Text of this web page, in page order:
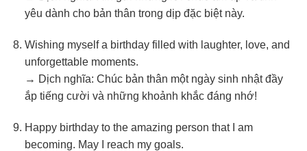
yêu dành cho bản thân trong dịp đặc biệt này.
Wishing myself a birthday filled with laughter, love, and
unforgettable moments.
→ Dịch nghĩa: Chúc bản thân một ngày sinh nhật đầy
ắp tiếng cười và những khoảnh khắc đáng nhớ!
Happy birthday to the amazing person that I am
becoming. May I reach my goals.